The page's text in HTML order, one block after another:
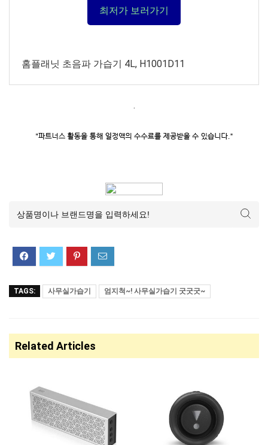
최저가 보러가기
홈플래닛 초음파 가습기 4L, H1001D11
.
TAGS: 사무실가습기 엄지척~! 사무실가습기 굿굿굿~
Related Articles